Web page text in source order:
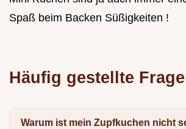
Spaß beim Backen Süßigkeiten !
Häufig gestellte
Warum ist mein Zupfkuchen nicht